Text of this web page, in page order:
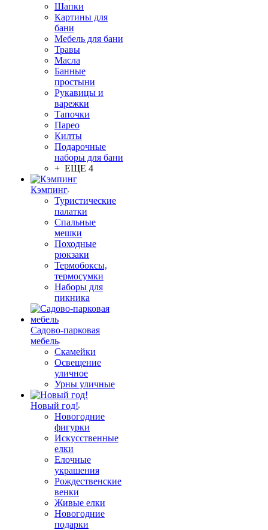
Шапки
Картины для
бани
Мебель для бани
Травы
Масла
Банные
простыни
Рукавицы и
варежки
Тапочки
Парео
Килты
Подарочные
наборы для бани
+ ЕЩЕ 4
Кэмпинг
Туристические
палатки
Спальные
мешки
Походные
рюкзаки
Термобоксы,
термосумки
Наборы для
пикника
Садово-парковая
мебель
Скамейки
Освещение
уличное
Урны уличные
Новый год!
Новогодние
фигурки
Искусственные
елки
Елочные
украшения
Рождественские
венки
Живые елки
Новогодние
подарки